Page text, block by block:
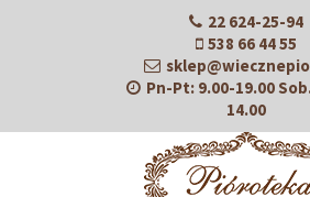
22 624-25-94
538 66 44 55
Pn-Pt: 9.00-19.00
14.00